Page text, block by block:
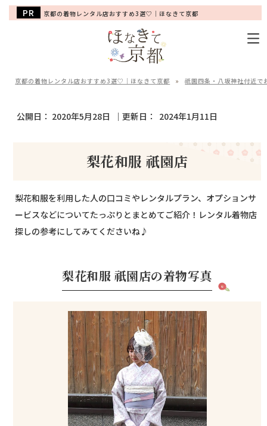
京都の着物レンタル店おすすめ3選♡｜ほなきて京都
京都の着物レンタル店おすすめ3選♡｜ほなきて京都 » 祇園四条・八坂神社付近で
公開日： 2020年5月28日 ｜更新日： 2024年1月11日
梨花和服 祇園店
梨花和服を利用した人の口コミやレンタルプラン、オプションサ
ービスなどについてたっぷりとまとめてご紹介！レンタル着物店
探しの参考にしてみてくださいね♪
梨花和服 祇園店の着物写真